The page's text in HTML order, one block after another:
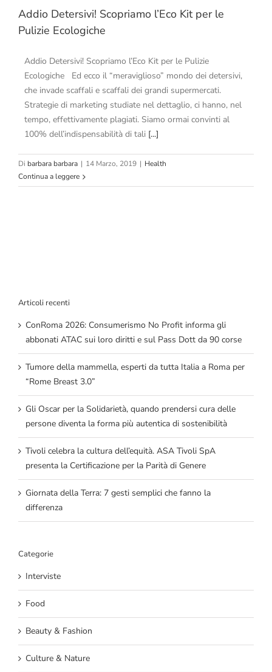
Addio Detersivi! Scopriamo l’Eco Kit per le
Pulizie Ecologiche
Addio Detersivi! Scopriamo l’Eco Kit per le Pulizie
Ecologiche Ed ecco il “meraviglioso” mondo dei detersivi,
che invade scaffali e scaffali dei grandi supermercati.
Strategie di marketing studiate nel dettaglio, ci hanno, nel
tempo, effettivamente plagiati. Siamo ormai convinti al
100% dell’indispensabilità di tali [...]
Di barbara barbara | 14 Marzo, 2019 | Health
Continua a leggere
Articoli recenti
ConRoma 2026: Consumerismo No Profit informa gli
abbonati ATAC sui loro diritti e sul Pass Dott da 90 corse
Tumore della mammella, esperti da tutta Italia a Roma per
“Rome Breast 3.0”
Gli Oscar per la Solidarietà, quando prendersi cura delle
persone diventa la forma più autentica di sostenibilità
Tivoli celebra la cultura dell’equità. ASA Tivoli SpA
presenta la Certificazione per la Parità di Genere
Giornata della Terra: 7 gesti semplici che fanno la
differenza
Categorie
Interviste
Food
Beauty & Fashion
Culture & Nature